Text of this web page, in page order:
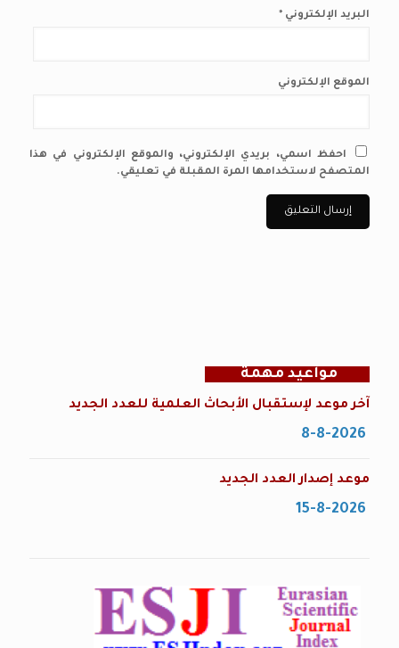
البريد الإلكتروني *
الموقع الإلكتروني
احفظ اسمي، بريدي الإلكتروني، والموقع الإلكتروني في هذا
المتصفح لاستخدامها المرة المقبلة في تعليقي.
مواعيد مهمة
آخر موعد لإستقبال الأبحاث العلمية للعدد الجديد
موعد إصدار العدد الجديد